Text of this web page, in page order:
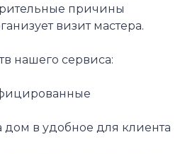
причины
визит мастера.
нашего сервиса:
в удобное для клиента